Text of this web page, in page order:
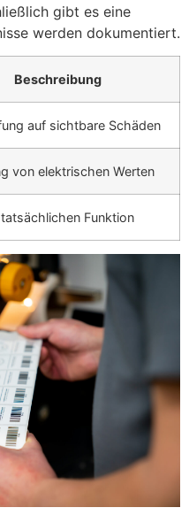
gibt es eine
werden dokumentiert.
Beschreibung
auf sichtbare Schäden
von elektrischen Werten
Funktion